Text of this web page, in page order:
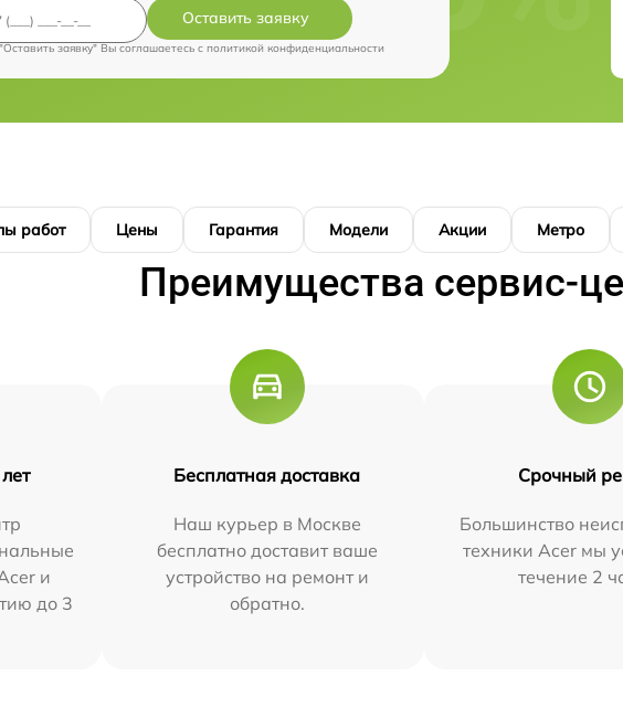
Оставить заявку
заявку" Вы соглашаетесь c политикой конфиденциальности
работ Цены Гарантия Модели Акции Метро
Преимущества сервис-
и
до 3
Бесплатная доставка
Наш курьер в Москве
бесплатно доставит ваше
устройство на ремонт и
обратно.
Срочный
Большинство
техники Acer мы
течение 2